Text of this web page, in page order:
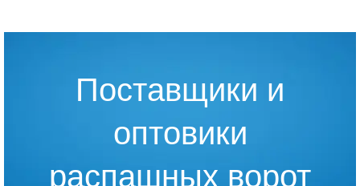
Поставщики и
оптовики
распашных ворот